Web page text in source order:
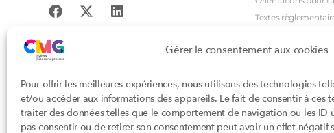
Gérer le consentement aux cookies
Pour offrir les meilleures expériences, nous utilisons des technologies
et/ou accéder aux informations des appareils. Le fait de consentir à ces
traiter des données telles que le comportement de navigation ou les ID
pas consentir ou de retirer son consentement peut avoir un effet négatif
Textes